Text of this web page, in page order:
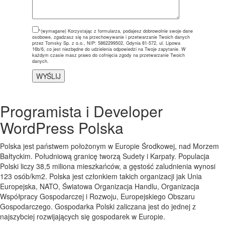
*(wymagane) Korzystając z formularza, podajesz dobrowolnie swoje dane
osobowe, zgadzasz się na przechowywanie i przetwarzanie Twoich danych
przez Tomsky Sp. z o.o., NIP: 5862299502, Gdynia 81-572, ul. Lipowa
16b/6, co jest niezbędne do udzielenia odpowiedzi na Twoje zapytanie. W
każdym czasie masz prawo do cofnięcia zgody na przetwarzanie Twoich
danych.
Programista i Developer
WordPress Polska
Polska jest państwem położonym w Europie Środkowej, nad Morzem
Bałtyckim. Południową granicę tworzą Sudety i Karpaty. Populacja
Polski liczy 38,5 miliona mieszkańców, a gęstość zaludnienia wynosi
123 osób/km2. Polska jest członkiem takich organizacji jak Unia
Europejska, NATO, Światowa Organizacja Handlu, Organizacja
Współpracy Gospodarczej i Rozwoju, Europejskiego Obszaru
Gospodarczego. Gospodarka Polski zaliczana jest do jednej z
najszybciej rozwijających się gospodarek w Europie.